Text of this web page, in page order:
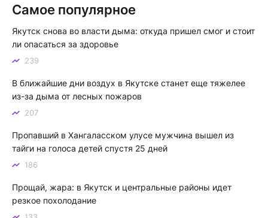
Якутск сквозь века: от острога до столицы республики
К
Котя злой
Зной в Сибири, тем более в Якутске. Никакой это не
тем более говорить не приходиться. Не зря даже в
песнях поют…
Самое популярное
Якутск снова во власти дыма: откуда пришел смог и стоит
ли опасаться за здоровье
239
В ближайшие дни воздух в Якутске станет еще тяжелее
из-за дыма от лесных пожаров
207
Пропавший в Хангаласском улусе мужчина вышел из
тайги на голоса детей спустя 25 дней
186
Прощай, жара: в Якутск и центральные районы идет
резкое похолодание